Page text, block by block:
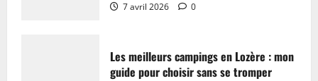
7 avril 2026 0
Les meilleurs campings en Lozère : mon
guide pour choisir sans se tromper